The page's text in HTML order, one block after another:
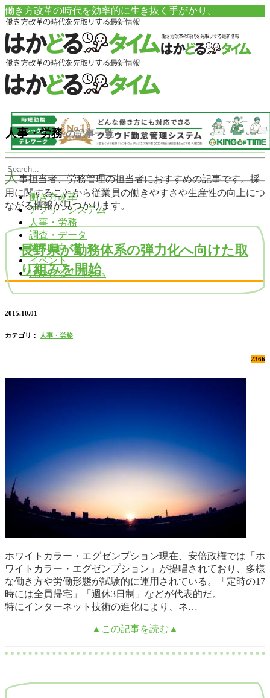
働き方改革の時代を効率的に生き抜く手がかり。
働き方改革
アプリ・システム
人事・労務
調査・データ
業界動向
イベント
はかどる！コラム
人事・労務の記事一覧
人事担当者、労務管理の担当者におすすめの記事です。採
用に関することから従業員の働きやすさや生産性の向上につ
ながる情報が見つかります。
長野県が勤務体系の弾力化へ向けた取
り組みを開始
2015.10.01
カテゴリ： 人事・労務
2366
ホワイトカラー・エグゼンプション現在、安倍政権では「ホ
ワイトカラー・エグゼンプション」が提唱されており、多様
な働き方や労働形態が試験的に運用されている。「定時の17
時には全員帰宅」「週休3日制」などが代表的だ。
特にインターネット技術の進化により、ネ…
▲この記事を読む▲